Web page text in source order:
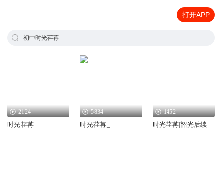
打开APP
初中时光荏苒
2124
时光荏苒
5834
时光荏苒_
1452
时光荏苒|韶光后续